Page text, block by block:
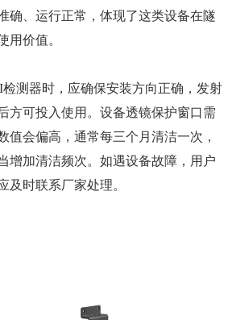
确、运行正常，体现了这类设备在隧
用价值。
测器时，应确保安装方向正确，发射
方可投入使用。设备透镜保护窗口需
值会偏高，通常每三个月清洁一次，
增加清洁频次。如遇设备故障，用户
及时联系厂家处理。